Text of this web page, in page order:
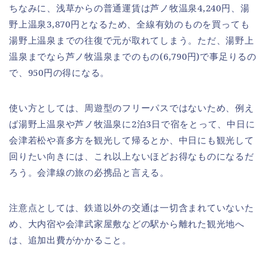
ちなみに、浅草からの普通運賃は芦ノ牧温泉4,240円、湯
野上温泉3,870円となるため、全線有効のものを買っても
湯野上温泉までの往復で元が取れてしまう。ただ、湯野上
温泉までなら芦ノ牧温泉までのもの(6,790円)で事足りるの
で、950円の得になる。
使い方としては、周遊型のフリーパスではないため、例え
ば湯野上温泉や芦ノ牧温泉に2泊3日で宿をとって、中日に
会津若松や喜多方を観光して帰るとか、中日にも観光して
回りたい向きには、これ以上ないほどお得なものになるだ
ろう。会津線の旅の必携品と言える。
注意点としては、鉄道以外の交通は一切含まれていないた
め、大内宿や会津武家屋敷などの駅から離れた観光地へ
は、追加出費がかかること。